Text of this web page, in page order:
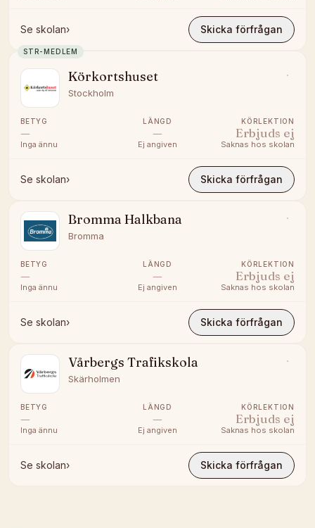
Se skolan› Skicka förfrågan
STR-MEDLEM
Körkortshuset
Stockholm
BETYG
—
Inga ännu
LÄNGD
—
Ej angiven
KÖRLEKTION
Erbjuds ej
Saknas hos skolan
Se skolan› Skicka förfrågan
Bromma Halkbana
Bromma
BETYG
—
Inga ännu
LÄNGD
—
Ej angiven
KÖRLEKTION
Erbjuds ej
Saknas hos skolan
Se skolan› Skicka förfrågan
Vårbergs Trafikskola
Skärholmen
BETYG
—
Inga ännu
LÄNGD
—
Ej angiven
KÖRLEKTION
Erbjuds ej
Saknas hos skolan
Se skolan› Skicka förfrågan